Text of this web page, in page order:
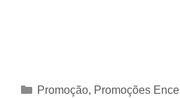
Categorias
Promoção, Promoções